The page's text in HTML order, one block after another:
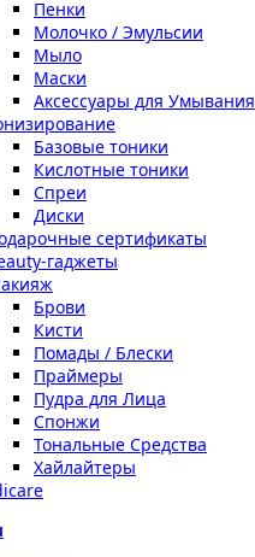
Пенки
Молочко / Эмульсии
Мыло
Маски
Аксессуары для Умывания
Базовые тоники
Кислотные тоники
Спреи
Диски
сертификаты
гаджеты
Брови
Кисти
Помады / Блески
Праймеры
Пудра для Лица
Спонжи
Тональные Средства
Хайлайтеры